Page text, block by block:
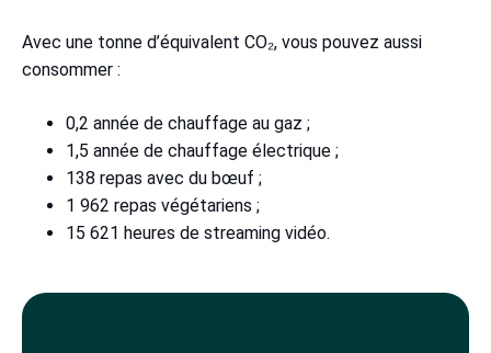
Avec une tonne d’équivalent CO₂, vous pouvez aussi
consommer :
0,2 année de chauffage au gaz ;
1,5 année de chauffage électrique ;
138 repas avec du bœuf ;
1 962 repas végétariens ;
15 621 heures de streaming vidéo.